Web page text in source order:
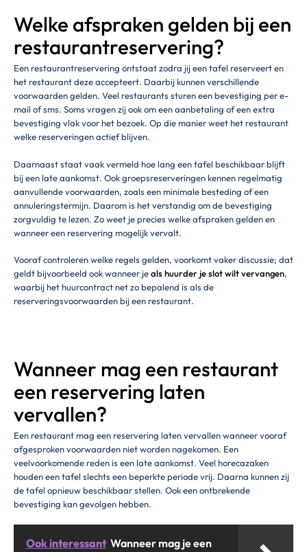
Welke afspraken gelden bij een
restaurantreservering?
Een restaurantreservering ontstaat zodra jij een tafel reserveert en
het restaurant deze accepteert. Daarbij kunnen verschillende
voorwaarden gelden. Veel restaurants sturen een bevestiging per e-
mail of sms. Soms vragen zij ook om een aanbetaling of een extra
bevestiging vlak voor het bezoek. Op die manier weet het restaurant
welke reserveringen actief blijven.
Daarnaast staat vaak vermeld hoe lang een tafel beschikbaar blijft
bij een late aankomst. Ook groepsreserveringen kennen regelmatig
aanvullende voorwaarden, zoals een minimale besteding of een
annuleringstermijn. Daarom is het verstandig om de bevestiging
zorgvuldig te lezen. Zo weet je precies welke afspraken gelden en
wanneer een reservering mogelijk vervalt.
Vooraf controleren welke regels gelden, voorkomt vaker discussie; dat
geldt bijvoorbeeld ook wanneer jeals huurder je slot wilt vervangen,
waarbij het huurcontract net zo bepalend is als de
reserveringsvoorwaarden bij een restaurant.
Wanneer mag een restaurant
een reservering laten
vervallen?
Een restaurant mag een reservering laten vervallen wanneer vooraf
afgesproken voorwaarden niet worden nagekomen. Een
veelvoorkomende reden is een late aankomst. Veel horecazaken
houden een tafel slechts een beperkte periode vrij. Daarna kunnen zij
de tafel opnieuw beschikbaar stellen. Ook een ontbrekende
bevestiging kan gevolgen hebben.
Ook interessant Wanneer mag je een